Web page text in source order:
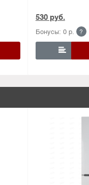
530 руб.
Бонусы: 0 р. ?
